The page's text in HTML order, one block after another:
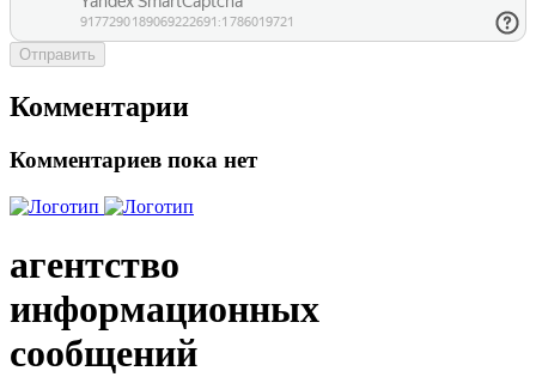
Отправить
Комментарии
Комментариев пока нет
агентство
информационных
сообщений